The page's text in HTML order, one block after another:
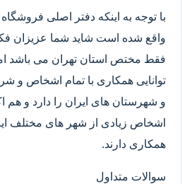
با توجه به اینکه دفتر اصلی فروشگاه
واقع شده است شاید شما عزیزان
فقط مختص استان تهران می باشد
توانایی همکاری با تمام اشخاص و
و شهرستان های ایران را دارد و
اشخاص زیادی از شهر های مختلف
همکاری دارند.
سوالات متداول